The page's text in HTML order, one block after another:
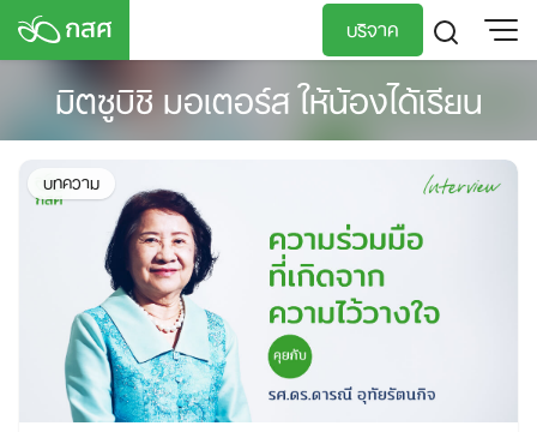
Skip
content
บริจาค
TH
EN
มิตซูบิชิ มอเตอร์ส ให้น้องได้เรียน
บทความ